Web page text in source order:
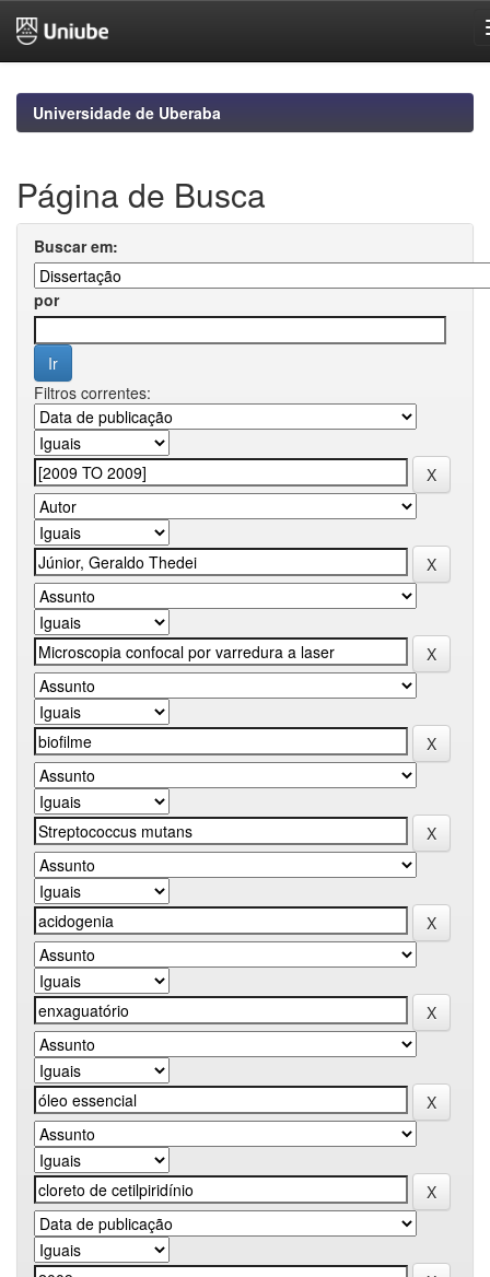
navigationUniversidade de Uberaba
Página de Busca
Buscar em:
por
Filtros correntes: